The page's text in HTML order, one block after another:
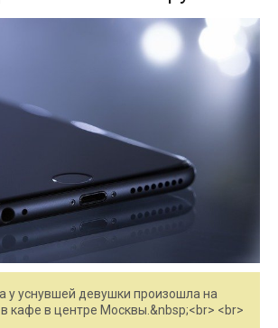
у уснувшей девушки произошла на
кафе в центре Москвы.&nbsp;<br> <br>